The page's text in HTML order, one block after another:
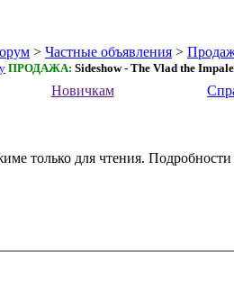
> Частные объявления >
ПРОДАЖА: Sideshow - The Vlad the
Новичкам
только для чтения.